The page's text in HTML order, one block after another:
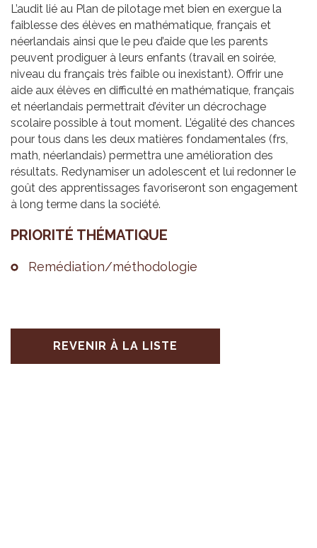
L’audit lié au Plan de pilotage met bien en exergue la
faiblesse des élèves en mathématique, français et
néerlandais ainsi que le peu d’aide que les parents
peuvent prodiguer à leurs enfants (travail en soirée,
niveau du français très faible ou inexistant). Offrir une
aide aux élèves en difficulté en mathématique, français
et néerlandais permettrait d’éviter un décrochage
scolaire possible à tout moment. L’égalité des chances
pour tous dans les deux matières fondamentales (frs,
math, néerlandais) permettra une amélioration des
résultats. Redynamiser un adolescent et lui redonner le
goût des apprentissages favoriseront son engagement
à long terme dans la société.
PRIO­RITÉ THÉ­MA­TIQUE
Remé­dia­tion/métho­do­lo­gie
REVENIR À LA LISTE